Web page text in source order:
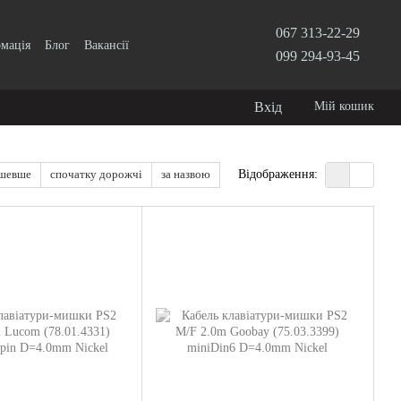
Блог Вакансії
067 313-22-29
099 294-93-45
Вхід Мій кошик
спочатку дорожчі за назвою Відображення: